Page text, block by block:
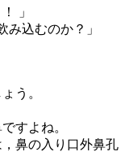
」
込むのか？」
う。
すよね。
鼻の入り口外鼻孔